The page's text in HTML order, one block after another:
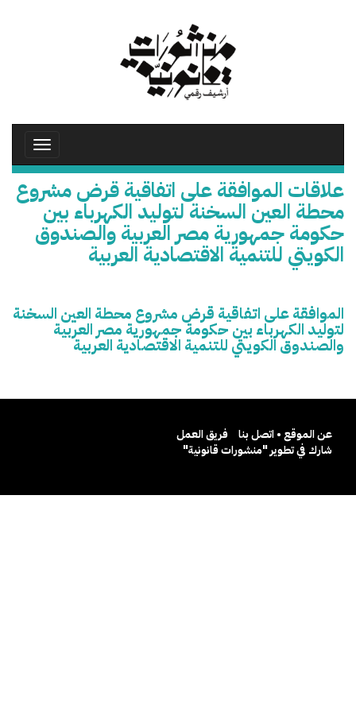
Toggle
علاقات الموافقة على اتفاقية قرض مشروع
محطة العين السخنة لتوليد الكهرباء بين
حكومة جمهورية مصر العربية والصندوق
الكويتي للتنمية الاقتصادية العربية
الموافقة على اتفاقية قرض مشروع محطة العين السخنة
لتوليد الكهرباء بين حكومة جمهورية مصر العربية
والصندوق الكويتي للتنمية الاقتصادية العربية
عن الموقع • اتصل بنا
فريق العمل
شارك في تطوير "منشورات قانونية"